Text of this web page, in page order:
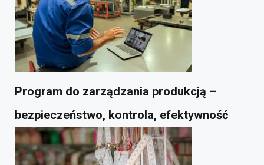
Program do zarządzania produkcją –
bezpieczeństwo, kontrola, efektywność